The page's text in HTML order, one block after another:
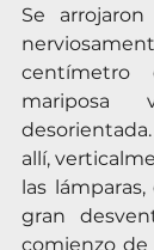
Se
mariposa
allí,
las
gran
comienzo de